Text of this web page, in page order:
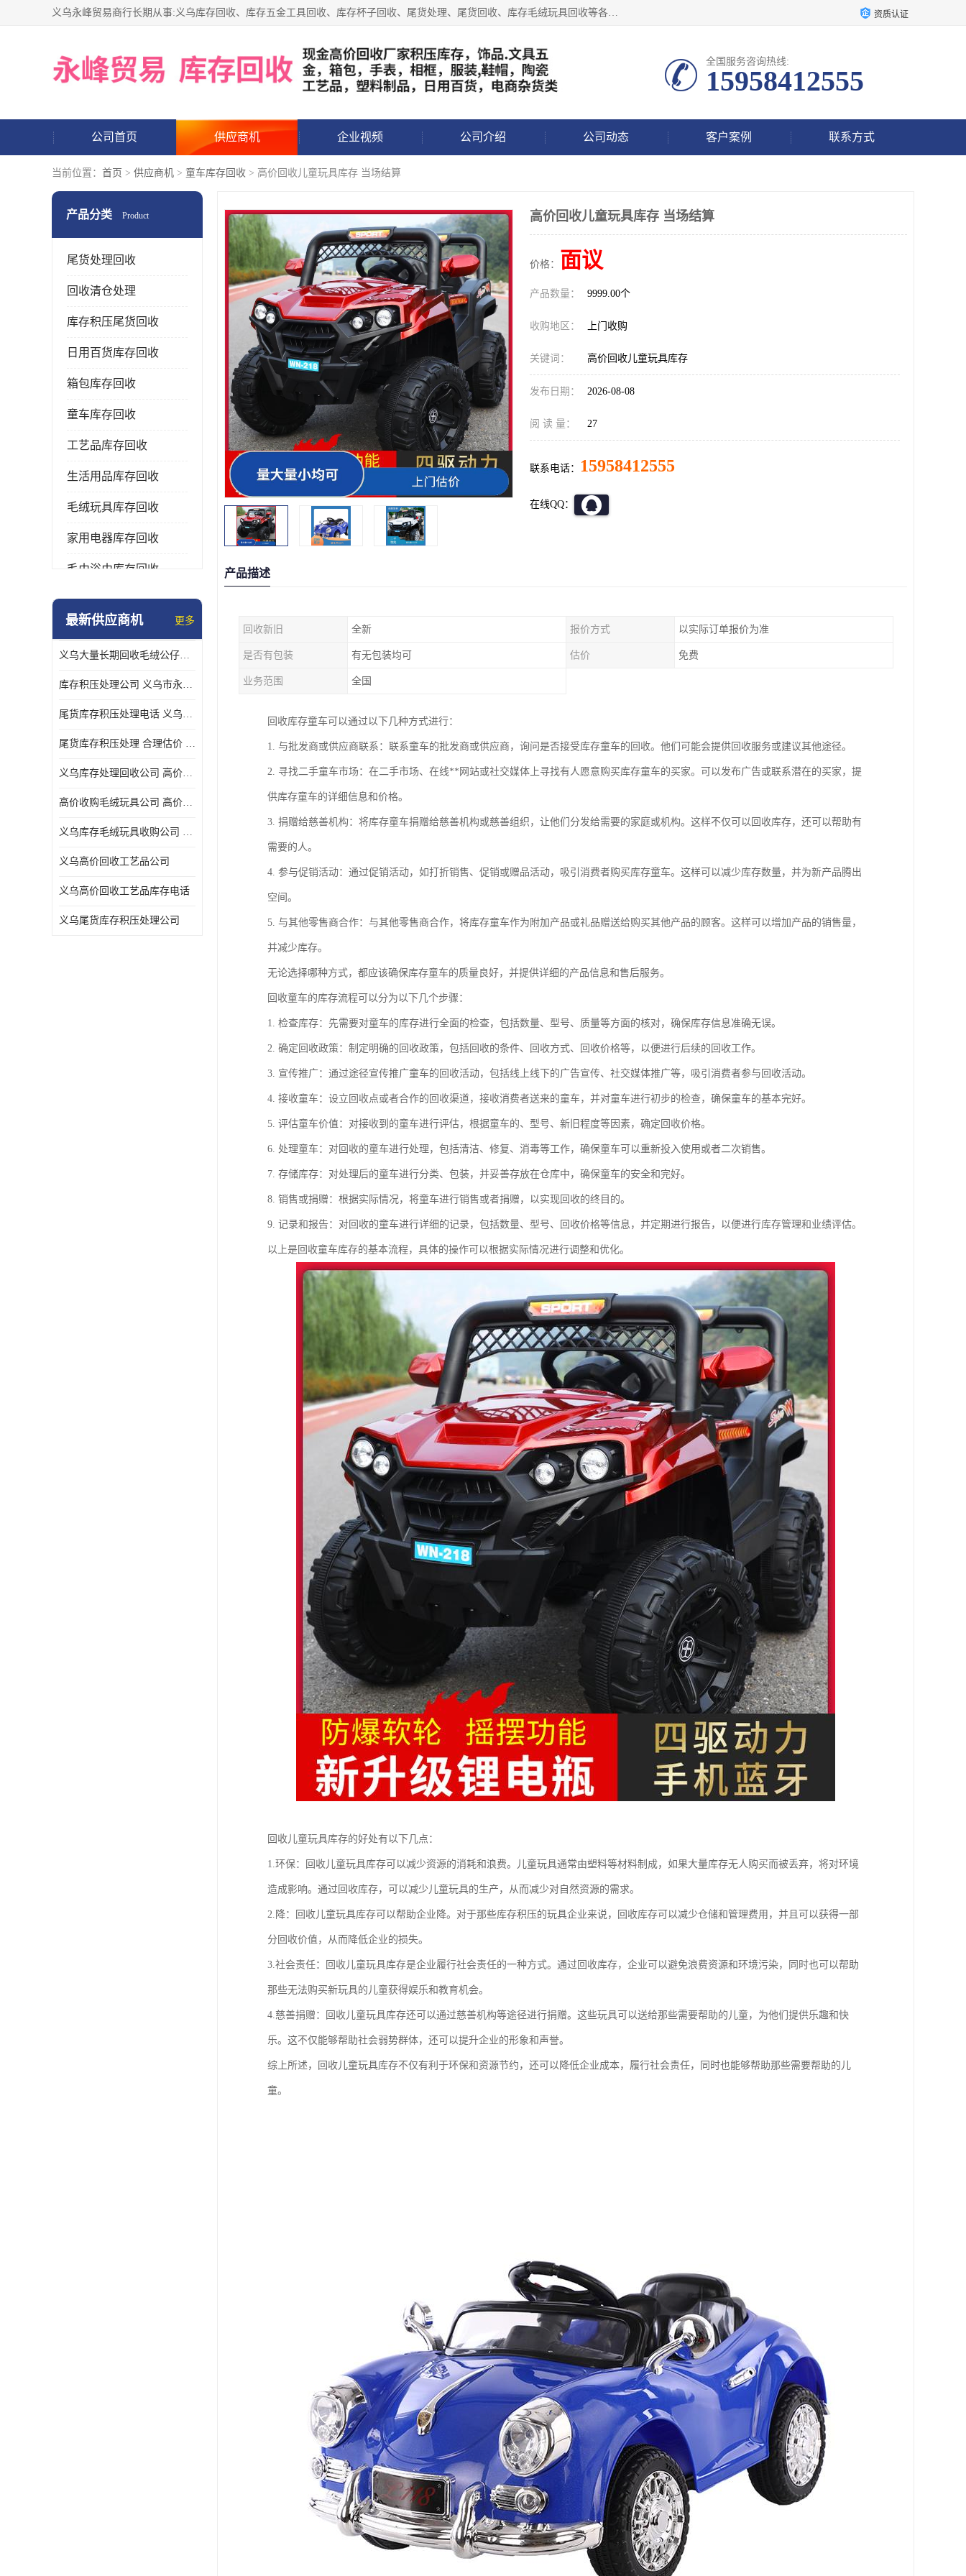
义乌永峰贸易商行长期从事:义乌库存回收、库存五金工具回收、库存杯子回收、尾货处理、尾货回收、库存毛绒玩具回收等各类产品库存回收，我们一直秉承：“，专业收购，价格从优，互惠互利，现金交易，价格公道”七大原则。欢迎有库存处理的老板来电洽谈! 资质认证
全国服务咨询热线:
15958412555
公司首页 供应商机 企业视频 公司介绍 公司动态 客户案例 联系方式
当前位置： 首页 > 供应商机 > 童车库存回收 > 高价回收儿童玩具库存 当场结算
产品分类 Product
尾货处理回收
回收清仓处理
库存积压尾货回收
日用百货库存回收
箱包库存回收
童车库存回收
工艺品库存回收
生活用品库存回收
毛绒玩具库存回收
家用电器库存回收
毛巾浴巾库存回收
水杯保温杯库存回收
五金工具库存回收
库存厨具回收
最新供应商机 更多
义乌大量长期回收毛绒公仔公司 高价回收库存积压 高价回收 欢迎电话咨询
库存积压处理公司 义乌市永峰贸易商行
尾货库存积压处理电话 义乌市永峰贸易商行
尾货库存积压处理 合理估价 量大量小均可
义乌库存处理回收公司 高价回收库存积压 大量尾货回收
高价收购毛绒玩具公司 高价回收库存积压 回收库存 二手勿扰
义乌库存毛绒玩具收购公司 高价回收库存积压 义乌市永峰贸易商行
义乌高价回收工艺品公司
义乌高价回收工艺品库存电话
义乌尾货库存积压处理公司
高价回收儿童玩具库存 当场结算
价格： 面议
产品数量： 9999.00个
收购地区： 上门收购
关键词： 高价回收儿童玩具库存
发布日期： 2026-08-08
阅 读 量： 27
联系电话： 15958412555
在线QQ：
产品描述
回收新旧 全新 报价方式 以实际订单报价为准
是否有包装 有无包装均可 估价 免费
业务范围 全国
回收库存童车可以通过以下几种方式进行：
1. 与批发商或供应商联系：联系童车的批发商或供应商，询问是否接受库存童车的回收。他们可能会提供回收服务或建议其他途径。
2. 寻找二手童车市场：在二手市场、在线**网站或社交媒体上寻找有人愿意购买库存童车的买家。可以发布广告或联系潜在的买家，提
供库存童车的详细信息和价格。
3. 捐赠给慈善机构：将库存童车捐赠给慈善机构或慈善组织，让他们分发给需要的家庭或机构。这样不仅可以回收库存，还可以帮助有
需要的人。
4. 参与促销活动：通过促销活动，如打折销售、促销或赠品活动，吸引消费者购买库存童车。这样可以减少库存数量，并为新产品腾出
空间。
5. 与其他零售商合作：与其他零售商合作，将库存童车作为附加产品或礼品赠送给购买其他产品的顾客。这样可以增加产品的销售量，
并减少库存。
无论选择哪种方式，都应该确保库存童车的质量良好，并提供详细的产品信息和售后服务。
回收童车的库存流程可以分为以下几个步骤：
1. 检查库存：先需要对童车的库存进行全面的检查，包括数量、型号、质量等方面的核对，确保库存信息准确无误。
2. 确定回收政策：制定明确的回收政策，包括回收的条件、回收方式、回收价格等，以便进行后续的回收工作。
3. 宣传推广：通过途径宣传推广童车的回收活动，包括线上线下的广告宣传、社交媒体推广等，吸引消费者参与回收活动。
4. 接收童车：设立回收点或者合作的回收渠道，接收消费者送来的童车，并对童车进行初步的检查，确保童车的基本完好。
5. 评估童车价值：对接收到的童车进行评估，根据童车的、型号、新旧程度等因素，确定回收价格。
6. 处理童车：对回收的童车进行处理，包括清洁、修复、消毒等工作，确保童车可以重新投入使用或者二次销售。
7. 存储库存：对处理后的童车进行分类、包装，并妥善存放在仓库中，确保童车的安全和完好。
8. 销售或捐赠：根据实际情况，将童车进行销售或者捐赠，以实现回收的终目的。
9. 记录和报告：对回收的童车进行详细的记录，包括数量、型号、回收价格等信息，并定期进行报告，以便进行库存管理和业绩评估。
以上是回收童车库存的基本流程，具体的操作可以根据实际情况进行调整和优化。
回收儿童玩具库存的好处有以下几点：
1.环保：回收儿童玩具库存可以减少资源的消耗和浪费。儿童玩具通常由塑料等材料制成，如果大量库存无人购买而被丢弃，将对环境
造成影响。通过回收库存，可以减少儿童玩具的生产，从而减少对自然资源的需求。
2.降：回收儿童玩具库存可以帮助企业降。对于那些库存积压的玩具企业来说，回收库存可以减少仓储和管理费用，并且可以获得一部
分回收价值，从而降低企业的损失。
3.社会责任：回收儿童玩具库存是企业履行社会责任的一种方式。通过回收库存，企业可以避免浪费资源和环境污染，同时也可以帮助
那些无法购买新玩具的儿童获得娱乐和教育机会。
4.慈善捐赠：回收儿童玩具库存还可以通过慈善机构等途径进行捐赠。这些玩具可以送给那些需要帮助的儿童，为他们提供乐趣和快
乐。这不仅能够帮助社会弱势群体，还可以提升企业的形象和声誉。
综上所述，回收儿童玩具库存不仅有利于环保和资源节约，还可以降低企业成本，履行社会责任，同时也能够帮助那些需要帮助的儿
童。